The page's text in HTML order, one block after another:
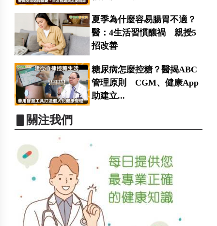
夏季為什麼容易腸胃不適？
醫：4生活習慣釀禍 親授5
招改善
糖尿病怎麼控糖？醫揭ABC
管理原則 CGM、健康App
助建立...
▋關注我們